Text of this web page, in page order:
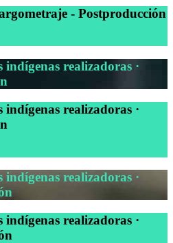
- Postproducción
realizadoras ·
realizadoras ·
realizadoras ·
realizadoras ·